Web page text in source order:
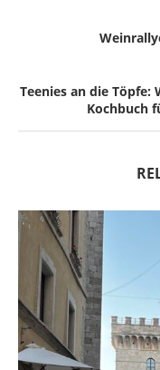
Teenies an die Töpfe:
Kochbuch